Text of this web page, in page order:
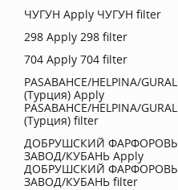
ЧУГУН Apply ЧУГУН filter
298 Apply 298 filter
704 Apply 704 filter
PASABAHCE/HELPINA/
(Турция) Apply
PASABAHCE/HELPINA/
(Турция) filter
ДОБРУШСКИЙ
ЗАВОД/КУБАНЬ Apply
ДОБРУШСКИЙ
ЗАВОД/КУБАНЬ filter